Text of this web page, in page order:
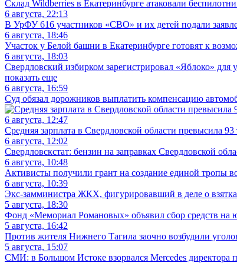
Склад Wildberries в Екатеринбурге атаковали
6 августа, 22:13
В УрФУ 616 участников «СВО» и их детей подали
6 августа, 18:46
Участок у Белой башни в Екатеринбурге готовят к
6 августа, 18:03
Свердловский избирком зарегистрировал «Яблоко»
показать еще
6 августа, 16:59
Суд обязал дорожников выплатить компенсацию
6 августа, 12:47
Средняя зарплата в Свердловской области превысила
6 августа, 12:02
Свердловскстат: бензин на заправках Свердловской
6 августа, 10:48
Активисты получили грант на создание единой тропы
6 августа, 10:39
Экс-замминистра ЖКХ, фигурировавший в деле о
5 августа, 18:30
Фонд «Мемориал Романовых» объявил сбор средств на
5 августа, 16:42
Против жителя Нижнего Тагила заочно возбудили
5 августа, 15:07
СМИ: в Большом Истоке взорвался Mercedes